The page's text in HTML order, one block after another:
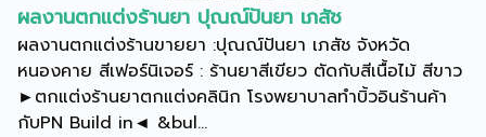
ผลงานตกแต่งร้านยา ปุณณ์ปันยา เภสัช
ผลงานตกแต่งร้านขายยา :ปุณณ์ปันยา เภสัช จังหวัด
หนองคาย สีเฟอร์นิเจอร์ : ร้านยาสีเขียว ตัดกับสีเนื้อไม้ สีขาว
►ตกแต่งร้านยาตกแต่งคลินิก โรงพยาบาลทำบิ้วอินร้านค้า
กับPN Build in◄ &bul...